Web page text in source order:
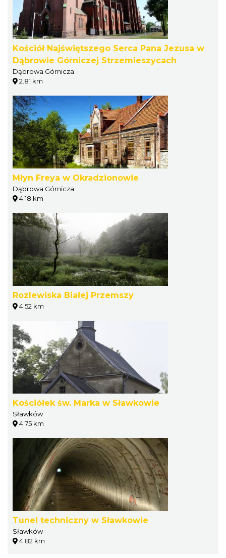
Kościół Najświętszego Serca Pana Jezusa w
Dąbrowie Górniczej Strzemieszycach
Dąbrowa Górnicza
2.81 km
Młyn Freya w Okradzionowie
Dąbrowa Górnicza
4.18 km
Rozlewiska Białej Przemszy
4.52 km
Kościółek św. Marka w Sławkowie
Sławków
4.75 km
Tunel techniczny w Sławkowie
Sławków
4.82 km